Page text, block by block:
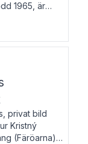
1965, är
i antikens
privat bild
Kristný
(Färöarna)